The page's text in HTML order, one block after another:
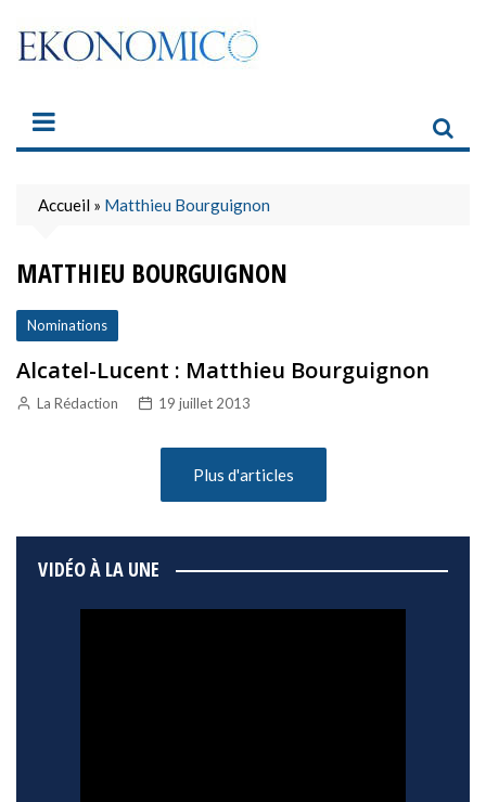
content
Accueil » Matthieu Bourguignon
MATTHIEU BOURGUIGNON
Nominations
Alcatel-Lucent : Matthieu Bourguignon
La Rédaction 19 juillet 2013
Plus d'articles
VIDÉO À LA UNE